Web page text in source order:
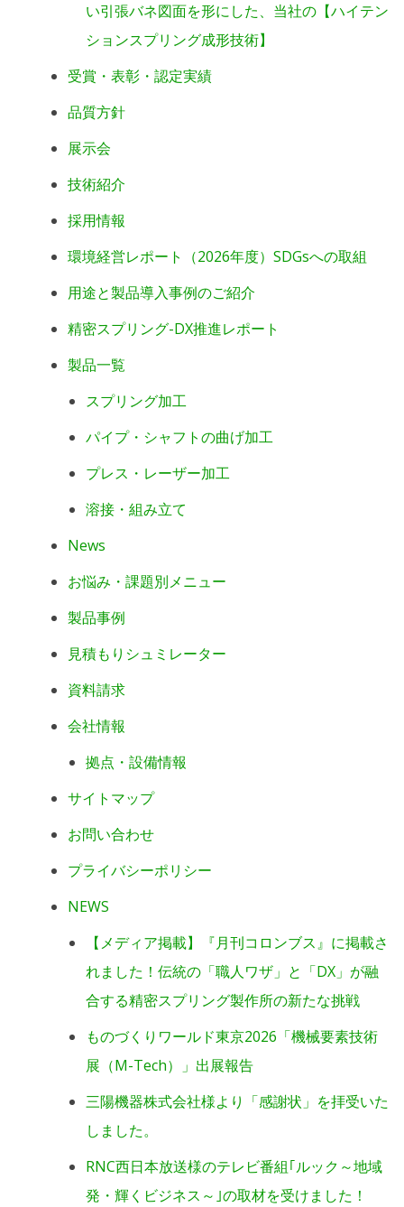
い引張バネ図面を形にした、当社の【ハイテン
ションスプリング成形技術】
受賞・表彰・認定実績
品質方針
展示会
技術紹介
採用情報
環境経営レポート（2026年度）SDGsへの取組
用途と製品導入事例のご紹介
精密スプリング-DX推進レポート
製品一覧
スプリング加工
パイプ・シャフトの曲げ加工
プレス・レーザー加工
溶接・組み立て
News
お悩み・課題別メニュー
製品事例
見積もりシュミレーター
資料請求
会社情報
拠点・設備情報
サイトマップ
お問い合わせ
プライバシーポリシー
NEWS
【メディア掲載】『月刊コロンブス』に掲載さ
れました！伝統の「職人ワザ」と「DX」が融
合する精密スプリング製作所の新たな挑戦
ものづくりワールド東京2026「機械要素技術
展（M-Tech）」出展報告
三陽機器株式会社様より「感謝状」を拝受いた
しました。
RNC西日本放送様のテレビ番組｢ルック～地域
発・輝くビジネス～｣の取材を受けました！